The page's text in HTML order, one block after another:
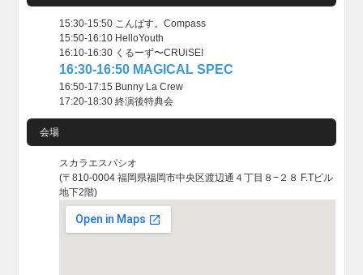
15:30-15:50 こんぱす。Compass
15:50-16:10 HelloYouth
16:10-16:30 くるーず〜CRUiSE!
16:30-16:50 MAGICAL SPEC
16:50-17:15 Bunny La Crew
17:20-18:30 終演後特典会
会場
スカラエスパシオ
(〒810-0004 福岡県福岡市中央区渡辺通４丁目８−２８ F.Tビル
地下2階)